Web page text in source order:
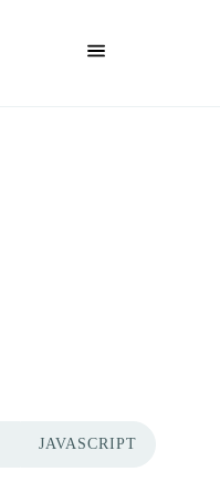
JAVASCRIPT